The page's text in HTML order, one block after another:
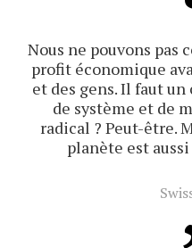
Nous ne pouvons pas
profit économique
et des gens. Il faut
de système et de
radical ? Peut-être.
planète est